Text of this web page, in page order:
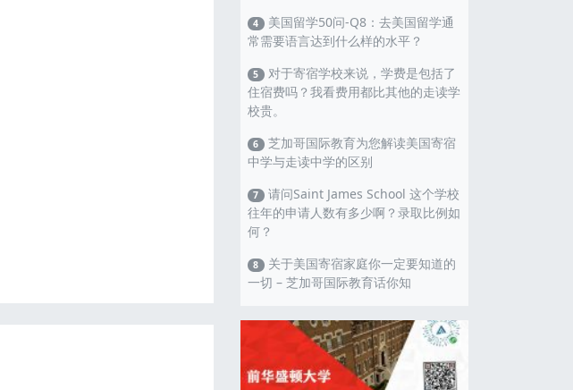
4 美国留学50问-Q8：去美国留学通
常需要语言达到什么样的水平？
5 对于寄宿学校来说，学费是包括了
住宿费吗？我看费用都比其他的走读学
校贵。
6 芝加哥国际教育为您解读美国寄宿
中学与走读中学的区别
7 请问Saint James School 这个学校
往年的申请人数有多少啊？录取比例如
何？
8 关于美国寄宿家庭你一定要知道的
一切 – 芝加哥国际教育话你知